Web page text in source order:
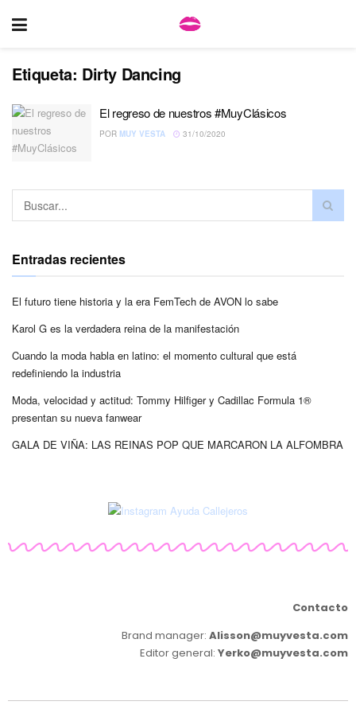
Etiqueta: Dirty Dancing
El regreso de nuestros #MuyClásicos
POR MUY VESTA 31/10/2020
Entradas recientes
El futuro tiene historia y la era FemTech de AVON lo sabe
Karol G es la verdadera reina de la manifestación
Cuando la moda habla en latino: el momento cultural que está
redefiniendo la industria
Moda, velocidad y actitud: Tommy Hilfiger y Cadillac Formula 1®
presentan su nueva fanwear
GALA DE VIÑA: LAS REINAS POP QUE MARCARON LA ALFOMBRA
Contacto
Brand manager: Alisson@muyvesta.com
Editor general: Yerko@muyvesta.com